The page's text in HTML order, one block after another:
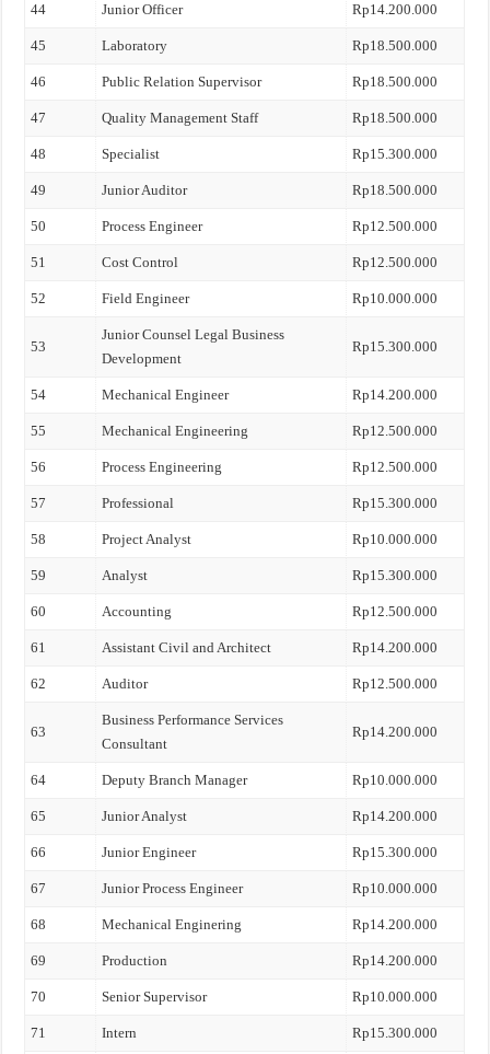
44 Junior Officer Rp14.200.000
45 Laboratory Rp18.500.000
46 Public Relation Supervisor Rp18.500.000
47 Quality Management Staff Rp18.500.000
48 Specialist Rp15.300.000
49 Junior Auditor Rp18.500.000
50 Process Engineer Rp12.500.000
51 Cost Control Rp12.500.000
52 Field Engineer Rp10.000.000
53
Junior Counsel Legal Business
Development
Rp15.300.000
54 Mechanical Engineer Rp14.200.000
55 Mechanical Engineering Rp12.500.000
56 Process Engineering Rp12.500.000
57 Professional Rp15.300.000
58 Project Analyst Rp10.000.000
59 Analyst Rp15.300.000
60 Accounting Rp12.500.000
61 Assistant Civil and Architect Rp14.200.000
62 Auditor Rp12.500.000
63
Business Performance Services
Consultant
Rp14.200.000
64 Deputy Branch Manager Rp10.000.000
65 Junior Analyst Rp14.200.000
66 Junior Engineer Rp15.300.000
67 Junior Process Engineer Rp10.000.000
68 Mechanical Enginering Rp14.200.000
69 Production Rp14.200.000
70 Senior Supervisor Rp10.000.000
71 Intern Rp15.300.000